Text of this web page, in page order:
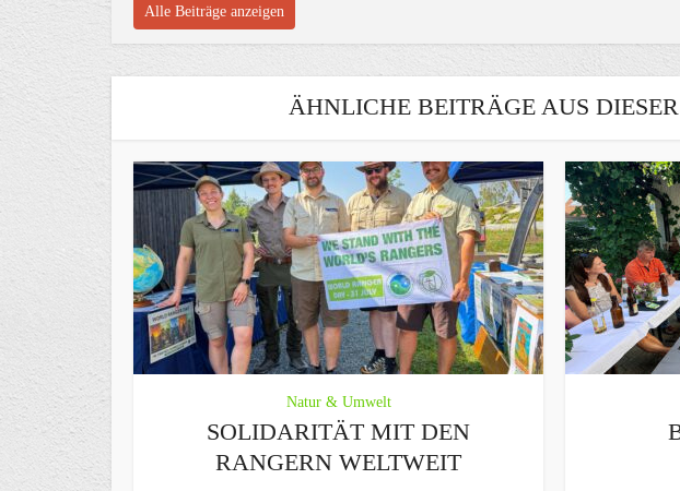
Alle Beiträge anzeigen
ÄHNLICHE BEITRÄGE AUS
Natur & Umwelt
SOLIDARITÄT MIT DEN
RANGERN WELTWEIT